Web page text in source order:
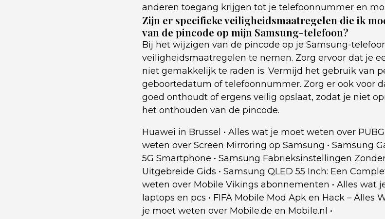
anderen toegang krijgen tot je telefoonnummer en
Zijn er specifieke veiligheidsmaatregelen die ik
van de pincode op mijn Samsung-telefoon?
Bij het wijzigen van de pincode op je Samsung-
veiligheidsmaatregelen te nemen. Zorg ervoor dat je
niet gemakkelijk te raden is. Vermijd het gebruik van
geboortedatum of telefoonnummer. Zorg er ook voor
goed onthoudt of ergens veilig opslaat, zodat je niet
het onthouden van de pincode.
Huawei in Brussel • Alles wat je moet weten over
weten over Screen Mirroring op Samsung • Samsung
5G Smartphone • Samsung Fabrieksinstellingen
Uitgebreide Gids • Samsung QLED 55 Inch: Een
weten over Mobile Vikings abonnementen • Alles wat
laptops en pcs • FIFA Mobile Mod Apk en Hack – Alles
je moet weten over Mobile.de en Mobile.nl •